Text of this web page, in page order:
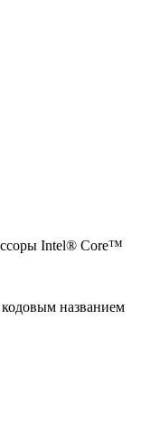
Intel® Core™
названием